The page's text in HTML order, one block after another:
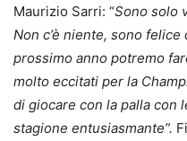
Maurizio Sarri: “Sono solo
Non c’è niente, sono
prossimo anno potremo
molto eccitati per la
di giocare con la palla con
stagione entusiasmante”.